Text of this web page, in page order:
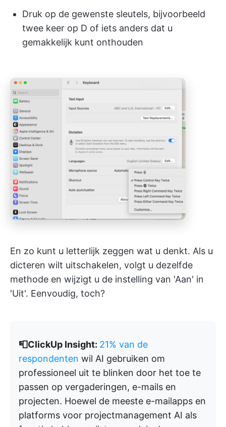
Druk op de gewenste sleutels, bijvoorbeeld
twee keer op D of iets anders dat u
gemakkelijk kunt onthouden
En zo kunt u letterlijk zeggen wat u denkt. Als u
dicteren wilt uitschakelen, volgt u dezelfde
methode en wijzigt u de instelling van 'Aan' in
'Uit'. Eenvoudig, toch?
📮ClickUp Insight: 21% van de
respondenten wil AI gebruiken om
professioneel uit te blinken door het toe te
passen op vergaderingen, e-mails en
projecten. Hoewel de meeste e-mailapps en
platforms voor projectmanagement AI als